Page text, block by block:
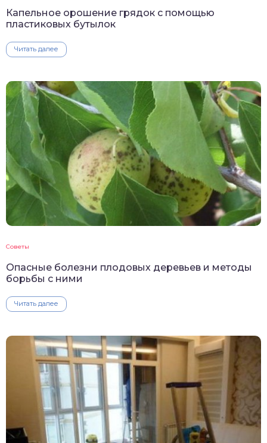
Капельное орошение грядок с помощью
пластиковых бутылок
Читать далее
Советы
Опасные болезни плодовых деревьев и методы
борьбы с ними
Читать далее